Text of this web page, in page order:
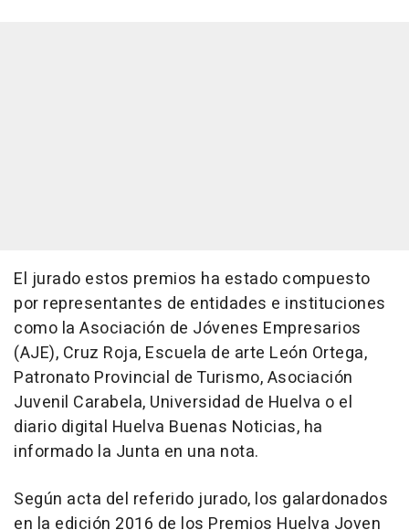
El jurado estos premios ha estado compuesto
por representantes de entidades e instituciones
como la Asociación de Jóvenes Empresarios
(AJE), Cruz Roja, Escuela de arte León Ortega,
Patronato Provincial de Turismo, Asociación
Juvenil Carabela, Universidad de Huelva o el
diario digital Huelva Buenas Noticias, ha
informado la Junta en una nota.
Según acta del referido jurado, los galardonados
en la edición 2016 de los Premios Huelva Joven